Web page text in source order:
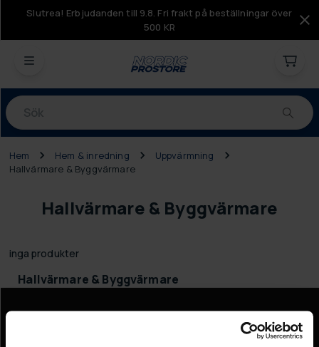
Slutrea! Erbjudanden till 9.8. Fri frakt på beställningar över
500 KR
Produkter
Hem Hem & inredning
Uppvärmning
Hallvärmare & Byggvärmare
Hallvärmare & Byggvärmare
inga produkter
Hallvärmare & Byggvärmare